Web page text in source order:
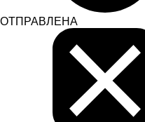
ОТПРАВЛЕНА